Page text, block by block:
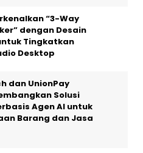
“3-Way
dengan Desain
Tingkatkan
Desktop
dan UnionPay
Solusi
Agen AI untuk
Barang dan Jasa